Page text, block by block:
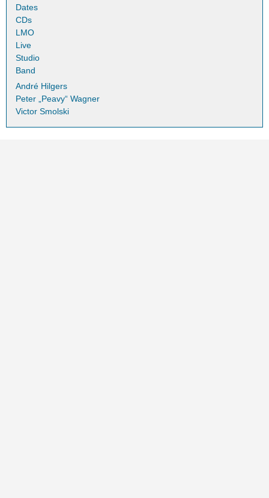
Dates
CDs
LMO
Live
Studio
Band
André Hilgers
Peter „Peavy“ Wagner
Victor Smolski